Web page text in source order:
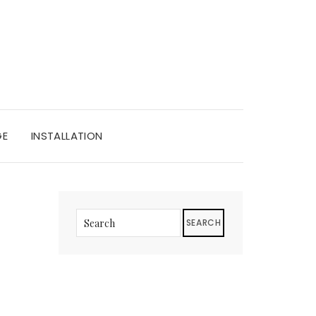
INSTALLATION
SEARCH